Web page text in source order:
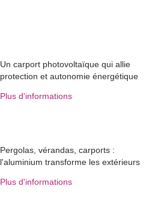
Un carport photovoltaïque qui allie
protection et autonomie énergétique
Plus d'informations
Pergolas, vérandas, carports :
l'aluminium transforme les extérieurs
Plus d'informations